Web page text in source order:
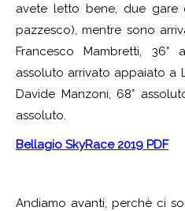
avete letto bene, due gare
pazzesco), mentre sono
Francesco Mambretti, 36°
assoluto arrivato appaiato a
Davide Manzoni, 68°
assoluto.
Bellagio SkyRace 2019 PDF
Andiamo avanti, perchè ci